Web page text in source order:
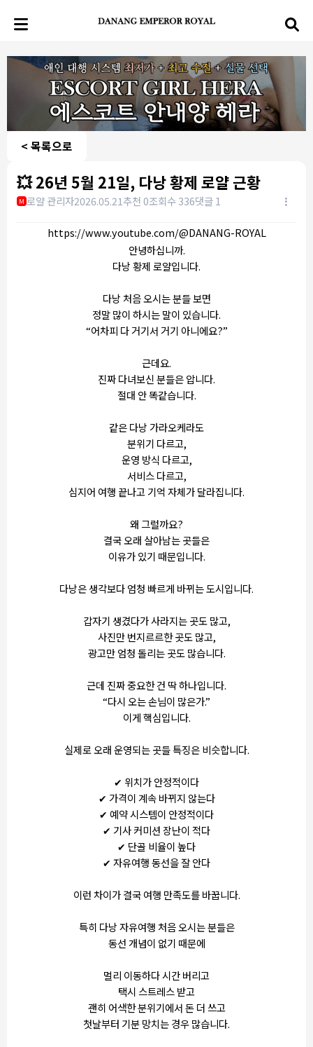
< 목록으로
💥 26년 5월 21일, 다낭 황제 로얄 근황
M 로얄 관리자2026.05.21추천 0조회수 336댓글 1
https://www.youtube.com/@DANANG-ROYAL
안녕하십니까.
다낭 황제 로얄입니다.
다낭 처음 오시는 분들 보면
정말 많이 하시는 말이 있습니다.
“어차피 다 거기서 거기 아니에요?”
근데요.
진짜 다녀보신 분들은 압니다.
절대 안 똑같습니다.
같은 다낭 가라오케라도
분위기 다르고,
운영 방식 다르고,
서비스 다르고,
심지어 여행 끝나고 기억 자체가 달라집니다.
왜 그럴까요?
결국 오래 살아남는 곳들은
이유가 있기 때문입니다.
다낭은 생각보다 엄청 빠르게 바뀌는 도시입니다.
갑자기 생겼다가 사라지는 곳도 많고,
사진만 번지르르한 곳도 많고,
광고만 엄청 돌리는 곳도 많습니다.
근데 진짜 중요한 건 딱 하나입니다.
“다시 오는 손님이 많은가.”
이게 핵심입니다.
실제로 오래 운영되는 곳들 특징은 비슷합니다.
✔ 위치가 안정적이다
✔ 가격이 계속 바뀌지 않는다
✔ 예약 시스템이 안정적이다
✔ 기사 커미션 장난이 적다
✔ 단골 비율이 높다
✔ 자유여행 동선을 잘 안다
이런 차이가 결국 여행 만족도를 바꿉니다.
특히 다낭 자유여행 처음 오시는 분들은
동선 개념이 없기 때문에
멀리 이동하다 시간 버리고
택시 스트레스 받고
괜히 어색한 분위기에서 돈 더 쓰고
첫날부터 기분 망치는 경우 많습니다.